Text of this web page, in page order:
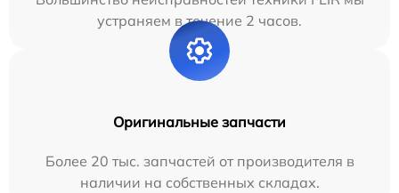
устраняем в течение 2 часов.
Оригинальные запчасти
Более 20 тыс. запчастей от производителя в
наличии на собственных складах.